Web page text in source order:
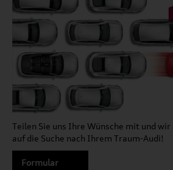
Teilen Sie uns Ihre Wünsche mit und wir
auf die Suche nach Ihrem Traum-Audi!
Formular